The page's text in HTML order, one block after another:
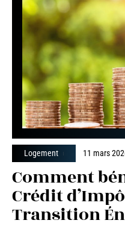
Logement 11 mars
Comment
Crédit
Transition